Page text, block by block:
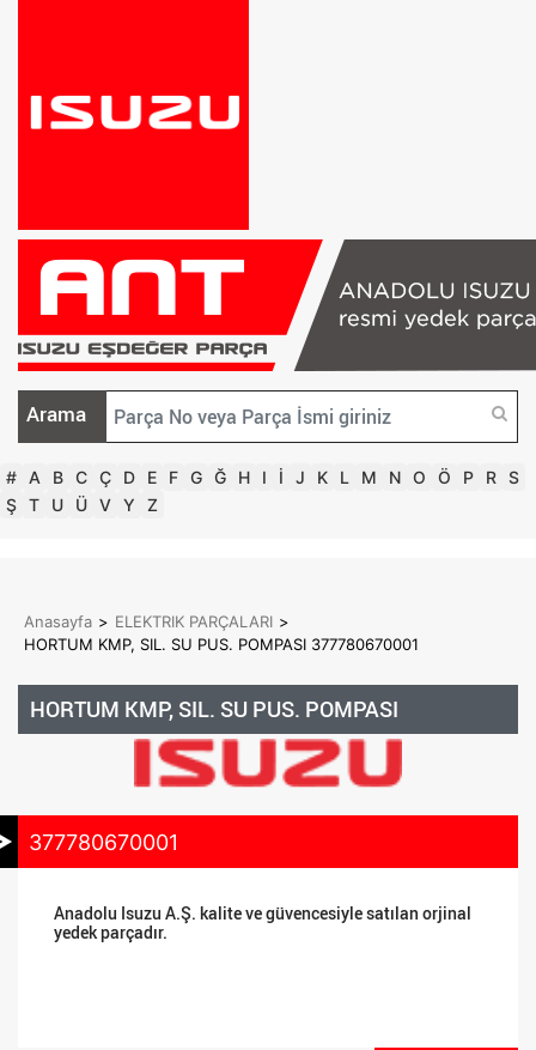
Arama
# A B C Ç D E F G Ğ H I İ J K L M N O Ö P R S
Ş T U Ü V Y Z
Anasayfa > ELEKTRIK PARÇALARI >
HORTUM KMP, SIL. SU PUS. POMPASI 377780670001
HORTUM KMP, SIL. SU PUS. POMPASI
377780670001
Anadolu Isuzu A.Ş. kalite ve güvencesiyle satılan orjinal
yedek parçadır.